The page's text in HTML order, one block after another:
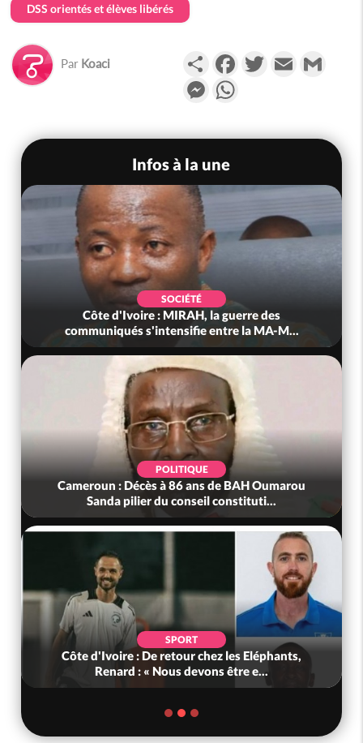
DSS orientés et élèves libérés
Par Koaci PartagerFacebookTwitterEmail
Messenger
Infos à la une
SOCIÉTÉ
Côte d'Ivoire : MIRAH, la guerre des
communiqués s'intensifie entre la MA-M...
POLITIQUE
Cameroun : Décès à 86 ans de BAH Oumarou
Sanda pilier du conseil constituti...
SPORT
Côte d'Ivoire : De retour chez les Eléphants,
Renard : « Nous devons être e...